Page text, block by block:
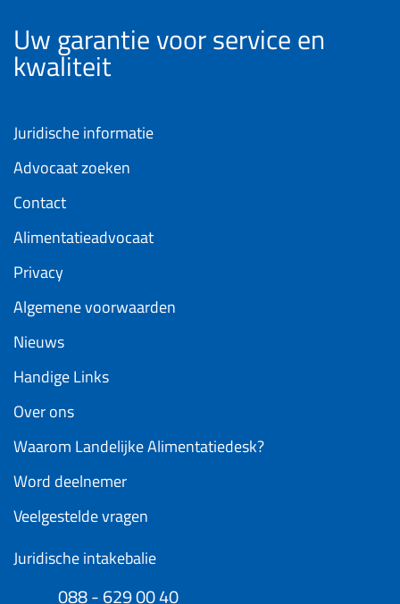
Uw garantie voor service en
kwaliteit
Juridische informatie
Advocaat zoeken
Contact
Alimentatieadvocaat
Privacy
Algemene voorwaarden
Nieuws
Handige Links
Over ons
Waarom Landelijke Alimentatiedesk?
Word deelnemer
Veelgestelde vragen
Juridische intakebalie
088 - 629 00 40